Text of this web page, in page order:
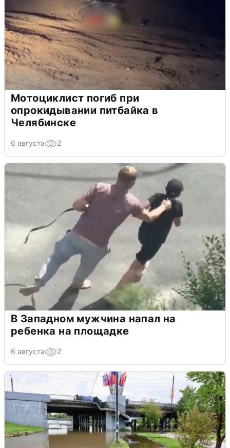
Мотоциклист погиб при
опрокидывании питбайка в
Челябинске
6 августа 2
В Западном мужчина напал на
ребенка на площадке
6 августа 2